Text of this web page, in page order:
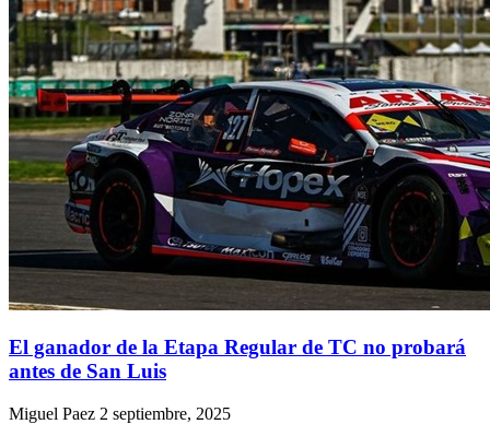
El ganador de la Etapa Regular de TC no probará
antes de San Luis
Miguel Paez 2 septiembre, 2025